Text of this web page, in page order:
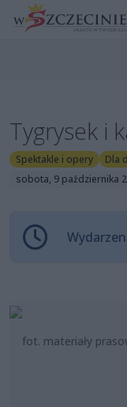
Tygrysek i
Spektakle i opery Dla
sobota, 9 października
fot. materiały